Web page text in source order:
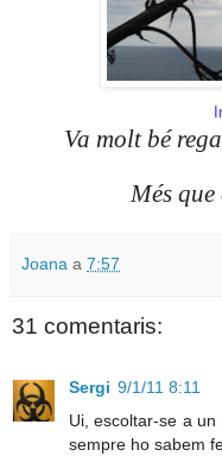
Va molt bé
Més que
Joana a 7:57
31 comentaris:
Sergi 9/1/11 8:11
Ui, escoltar-se a
sempre ho sabem